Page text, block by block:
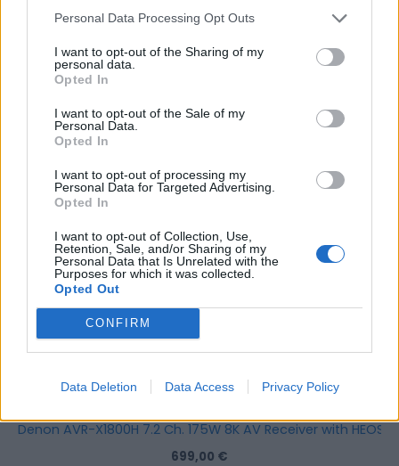
Personal Data Processing Opt Outs
I want to opt-out of the Sharing of my
personal data.
Opted In
I want to opt-out of the Sale of my
Personal Data.
Opted In
I want to opt-out of processing my
Personal Data for Targeted Advertising.
Opted In
I want to opt-out of Collection, Use,
Retention, Sale, and/or Sharing of my
Personal Data that Is Unrelated with the
Purposes for which it was collected.
Opted Out
CONFIRM
Data Deletion Data Access Privacy Policy
Διαστάσεις (ΠXΥXΒ): 520 x 200 x 275 mm
Related products
OUT OF STOCK
Denon AVR-X1800H 7.2 Ch. 175W 8K AV Receiver with
699,00 €